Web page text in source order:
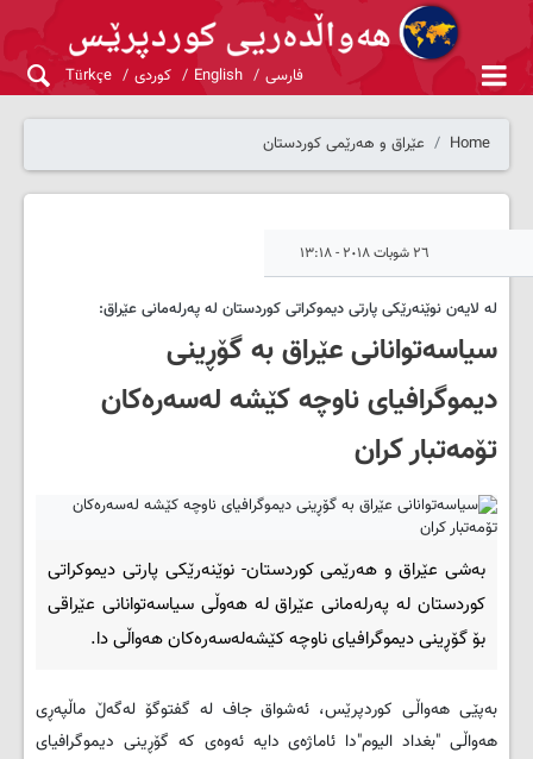
فارسی English کوردی Türkçe
Home عێراق و هەرێمی کوردستان
٢٦ شوبات ٢٠١٨ - ١٣:١٨
له‌ لایه‌ن نوێنه‌رێکی پارتی دیموکراتی کوردستان له‌ په‌رله‌مانی عێراق:
سیاسه‌توانانی عێراق به‌ گۆڕینی
دیموگرافیای ناوچه‌ کێشه‌ له‌سه‌ره‌کان
تۆمه‌تبار کران
به‌شی عێراق و هه‌رێمی کوردستان- نوێنه‌رێکی پارتی دیموکراتی
کوردستان له‌ په‌رله‌مانی عێراق له‌ هه‌وڵی سیاسه‌توانانی عێراقی
بۆ گۆڕینی دیموگرافیای ناوچه‌ کێشه‌له‌سه‌ره‌کان هه‌واڵی دا.
به‌پێی هه‌واڵی کوردپرێس، ئه‌شواق جاف له‌ گفتوگۆ له‌گه‌ڵ ماڵپه‌ڕی
هه‌واڵی "بغداد الیوم"دا ئاماژه‌ی دایه‌ ئه‌وه‌ی که‌ گۆڕینی دیموگرافیای